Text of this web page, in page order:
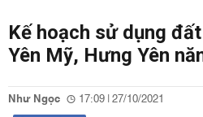
Kế hoạch sử dụng
Yên Mỹ, Hưng Yên
Như Ngọc 17:09 | 27/10/2021